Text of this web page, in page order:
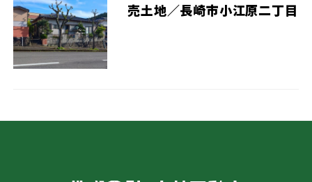
売土地／長崎市小江原二丁目